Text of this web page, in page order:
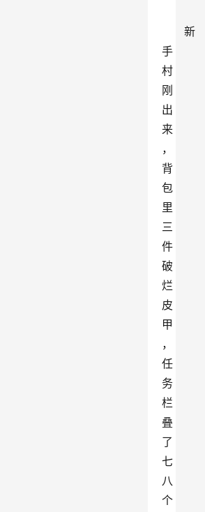
新
手
村
刚
出
来
，
背
包
里
三
件
破
烂
皮
甲
，
任
务
栏
叠
了
七
八
个